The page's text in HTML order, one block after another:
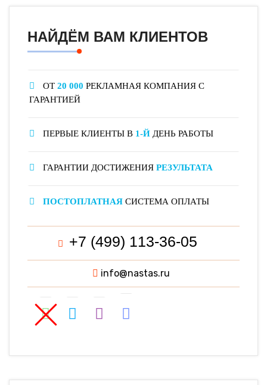
НАЙДЁМ ВАМ КЛИЕНТОВ
ОТ 20 000 РЕКЛАМНАЯ КОМПАНИЯ С
ГАРАНТИЕЙ
ПЕРВЫЕ КЛИЕНТЫ В 1-Й ДЕНЬ РАБОТЫ
ГАРАНТИИ ДОСТИЖЕНИЯ РЕЗУЛЬТАТА
ПОСТОПЛАТНАЯ СИСТЕМА ОПЛАТЫ
+7 (499) 113-36-05
info@nastas.ru